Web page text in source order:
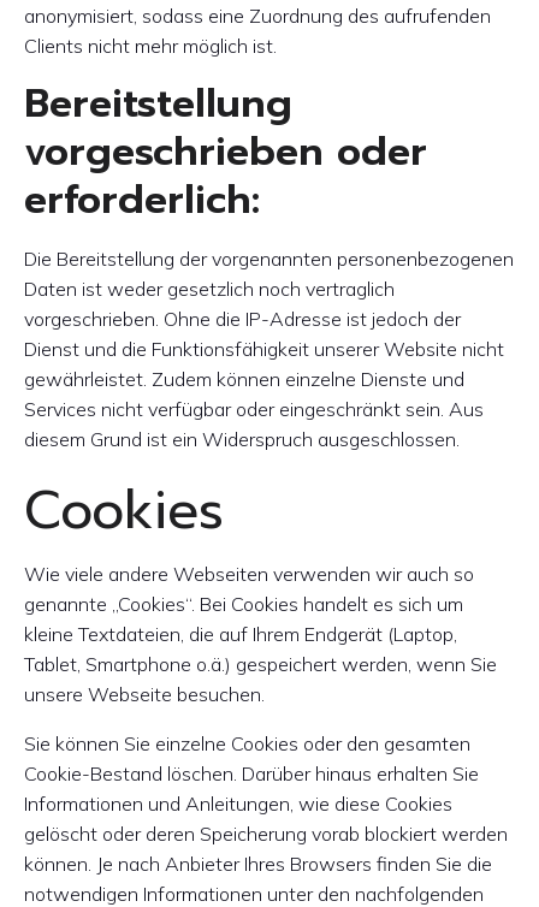
anonymisiert, sodass eine Zuordnung des aufrufenden
Clients nicht mehr möglich ist.
Bereitstellung
vorgeschrieben oder
erforderlich:
Die Bereitstellung der vorgenannten personenbezogenen
Daten ist weder gesetzlich noch vertraglich
vorgeschrieben. Ohne die IP-Adresse ist jedoch der
Dienst und die Funktionsfähigkeit unserer Website nicht
gewährleistet. Zudem können einzelne Dienste und
Services nicht verfügbar oder eingeschränkt sein. Aus
diesem Grund ist ein Widerspruch ausgeschlossen.
Cookies
Wie viele andere Webseiten verwenden wir auch so
genannte „Cookies“. Bei Cookies handelt es sich um
kleine Textdateien, die auf Ihrem Endgerät (Laptop,
Tablet, Smartphone o.ä.) gespeichert werden, wenn Sie
unsere Webseite besuchen.
Sie können Sie einzelne Cookies oder den gesamten
Cookie-Bestand löschen. Darüber hinaus erhalten Sie
Informationen und Anleitungen, wie diese Cookies
gelöscht oder deren Speicherung vorab blockiert werden
können. Je nach Anbieter Ihres Browsers finden Sie die
notwendigen Informationen unter den nachfolgenden